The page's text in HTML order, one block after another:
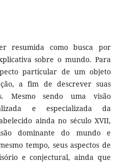
resumida como busca por
sobre o mundo. Para
particular de um objeto
a fim de descrever suas
Mesmo sendo uma visão
e especializada da
ainda no século XVII,
dominante do mundo e
tempo, seus aspectos de
e conjectural, ainda que